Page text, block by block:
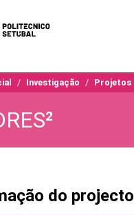
Investigação Projetos
do projecto